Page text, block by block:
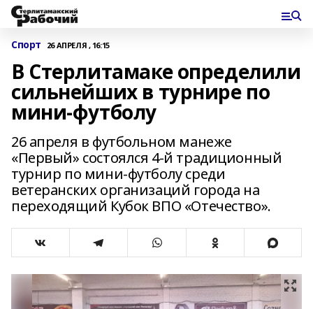
Спорт 26 АПРЕЛЯ , 16:15
В Стерлитамаке определили
сильнейших в турнире по
мини-футболу
26 апреля в футбольном манеже
«Первый» состоялся 4-й традиционный
турнир по мини-футболу среди
ветеранских организаций города на
переходящий Кубок ВПО «Отечество».